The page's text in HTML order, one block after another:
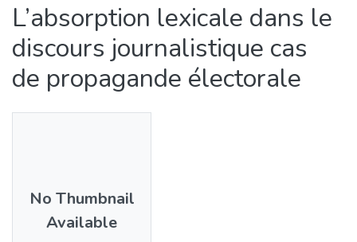
L’absorption lexicale dans le
discours journalistique cas
de propagande électorale
No Thumbnail
Available